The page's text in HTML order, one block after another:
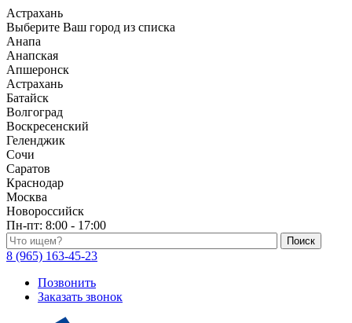
Астрахань
Выберите Ваш город из списка
Анапа
Анапская
Апшеронск
Астрахань
Батайск
Волгоград
Воскресенский
Геленджик
Сочи
Саратов
Краснодар
Москва
Новороссийск
Пн-пт: 8:00 - 17:00
Поиск по каталогу
8 (965) 163-45-23
Позвонить
Заказать звонок